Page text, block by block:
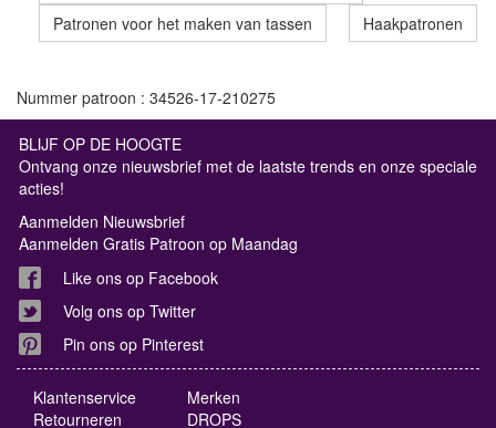
Patronen voor het maken van tassen
Haakpatronen
Nummer patroon : 34526-17-210275
BLIJF OP DE HOOGTE
Ontvang onze nieuwsbrief met de laatste trends en onze speciale
acties!
Aanmelden Nieuwsbrief
Aanmelden Gratis Patroon op Maandag
Like ons op Facebook
Volg ons op Twitter
Pin ons op Pinterest
Klantenservice
Retourneren
Merken
DROPS